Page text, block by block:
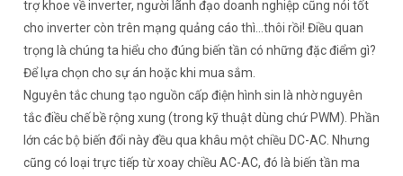
trợ khoe về inverter, người lãnh đạo doanh nghiệp cũng nói tốt
cho inverter còn trên mạng quảng cáo thì…thôi rồi! Điều quan
trọng là chúng ta hiểu cho đúng biến tần có những đặc điểm gì?
Để lựa chọn cho sự án hoặc khi mua sắm.
Nguyên tắc chung tạo nguồn cấp điện hình sin là nhờ nguyên
tắc điều chế bề rộng xung (trong kỹ thuật dùng chứ PWM). Phần
lớn các bộ biến đổi này đều qua khâu một chiều DC-AC. Nhưng
cũng có loại trực tiếp từ xoay chiều AC-AC, đó là biến tần ma